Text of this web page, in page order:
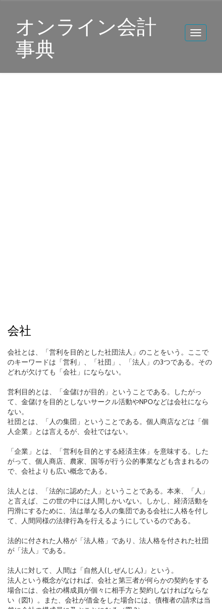
オンライン会計
事典
会社
会社とは、「営利を目的とした社団法人」のことをいう。ここで
のキーワードは「営利」、「社団」、「法人」の3つである。その
どれが欠けても「会社」にならない。
営利目的とは、「金儲けが目的」ということである。したがっ
て、金儲けを目的としないサークル活動やNPOなどは会社になら
ない。
社団とは、「人の集団」ということである。個人商店などは「個
人企業」とは言えるが、会社ではない。
「企業」とは、「営利を目的とする経済主体」を意味する。した
がって、個人商店、農家、国等が行う公的事業なども含まれるの
で、会社よりも広い概念である。
法人とは、「法的に認めた人」ということである。本来、「人」
と言えば、この世の中には人間しかいない。しかし、経済活動を
円滑にするために、法は単なる人の集団である会社に人格を付し
て、人間同様の法律行為を行えるようにしているのである。
法的に付された人格が「法人格」であり、法人格を付された社団
が「法人」である。
法人に対して、人間は「自然人(しぜんじん)」という。
法人という概念がなければ、会社と第三者が何らかの契約をする
場合には、会社の構成員が個々に相手方と契約しなければならな
い（図1）。また、会社が借金をした場合には、債権者の請求は当